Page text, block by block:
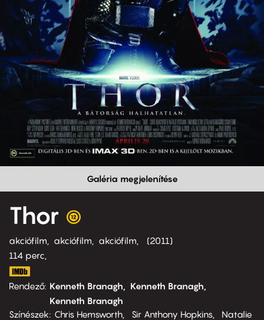
Galéria megjelenítése
Thor
akciófilm akciófilm akciófilm
2011
114 perc,
Rendező Kenneth Branagh
Kenneth Branagh
Kenneth Branagh
Színészek
Chris Hemsworth Sir Anthony Hopkins
Natalie